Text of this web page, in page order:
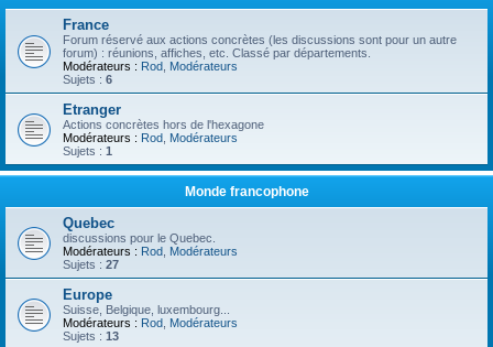
France
Forum réservé aux actions concrètes (les discussions sont pour un autre
forum) : réunions, affiches, etc. Classé par départements.
Modérateurs : Rod Modérateurs
Sujets : 6
Etranger
Actions concrètes hors de l'hexagone
Modérateurs : Rod Modérateurs
Sujets : 1
Monde francophone
Quebec
discussions pour le Quebec.
Modérateurs : Rod Modérateurs
Sujets : 27
Europe
Suisse, Belgique, luxembourg...
Modérateurs : Rod Modérateurs
Sujets : 13